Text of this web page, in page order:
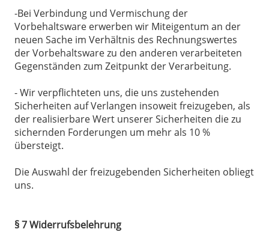
-Bei Verbindung und Vermischung der
Vorbehaltsware erwerben wir Miteigentum an der
neuen Sache im Verhältnis des Rechnungswertes
der Vorbehaltsware zu den anderen verarbeiteten
Gegenständen zum Zeitpunkt der Verarbeitung.
- Wir verpflichteten uns, die uns zustehenden
Sicherheiten auf Verlangen insoweit freizugeben, als
der realisierbare Wert unserer Sicherheiten die zu
sichernden Forderungen um mehr als 10 %
übersteigt.
Die Auswahl der freizugebenden Sicherheiten obliegt
uns.
§ 7 Widerrufsbelehrung